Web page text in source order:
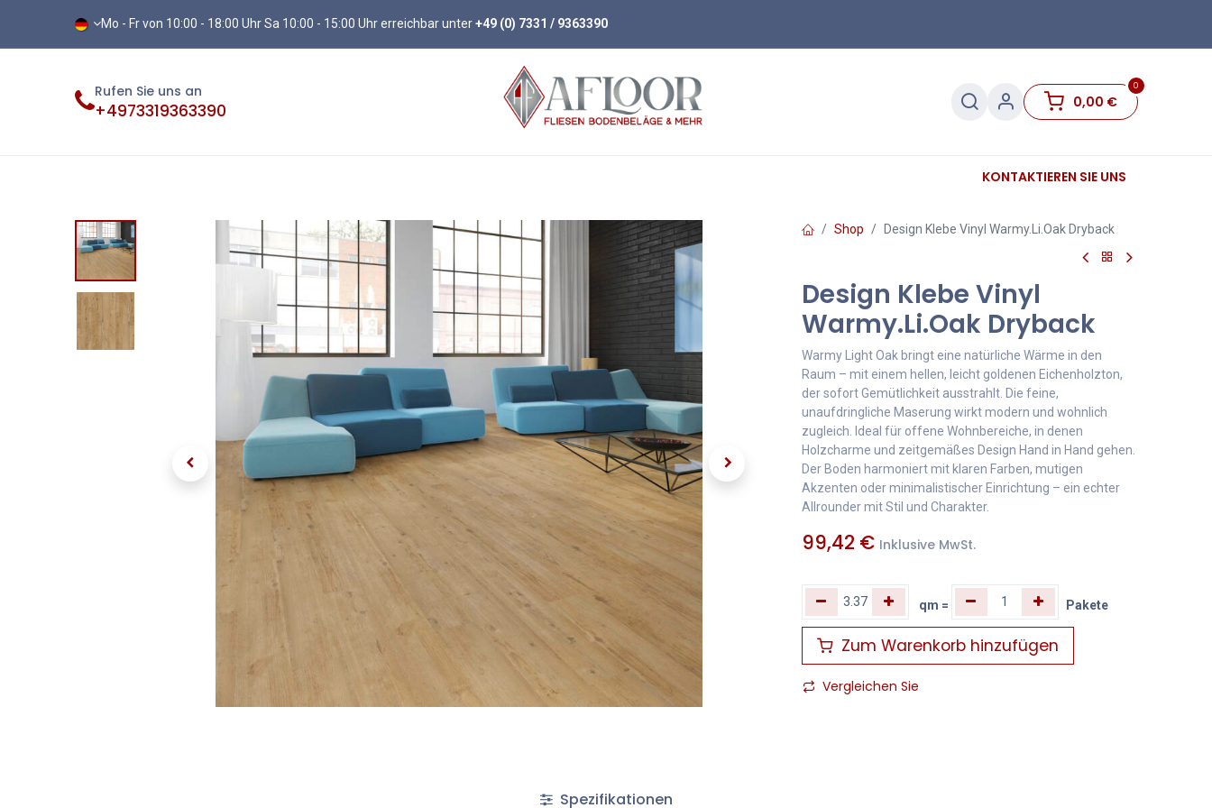
Mo - Fr von 10:00 - 18:00 Uhr Sa 10:00 - 15:00 Uhr erreichbar unter+49 (0) 7331 / 9363390
Rufen Sie uns an
+4973319363390
0
0,00 €
Sockelleisten Sale
KONTAKTIEREN SIE UNS
Shop Design Klebe Vinyl Warmy.Li.Oak Dryback
Design Klebe Vinyl
Warmy.Li.Oak Dryback
Warmy Light Oak bringt eine natürliche Wärme in den
Raum – mit einem hellen, leicht goldenen Eichenholzton,
der sofort Gemütlichkeit ausstrahlt. Die feine,
unaufdringliche Maserung wirkt modern und wohnlich
zugleich. Ideal für offene Wohnbereiche, in denen
Holzcharme und zeitgemäßes Design Hand in Hand gehen.
Der Boden harmoniert mit klaren Farben, mutigen
Akzenten oder minimalistischer Einrichtung – ein echter
Allrounder mit Stil und Charakter.
99,42 € Inklusive MwSt.
qm = Pakete
Zum Warenkorb hinzufügen
Vergleichen Sie
Spezifikationen